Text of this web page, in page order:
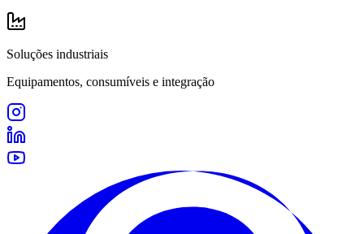
Soluções industriais
Equipamentos, consumíveis e integração